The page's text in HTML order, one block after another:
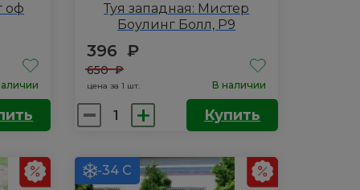
оф
Туя западная: Мистер
Боулинг Болл, Р9
396₽
650₽
цена за 1 шт. В наличии
Количество
товара
западная:
Купить
-34 С